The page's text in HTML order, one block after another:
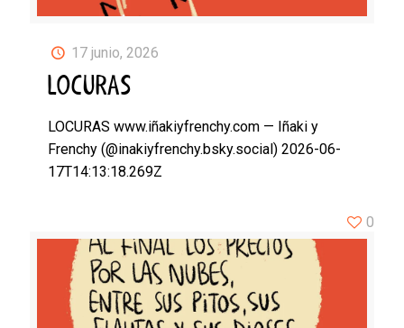
17 junio, 2026
LOCURAS
LOCURAS www.iñakiyfrenchy.com — Iñaki y
Frenchy (@inakiyfrenchy.bsky.social) 2026-06-
17T14:13:18.269Z
0